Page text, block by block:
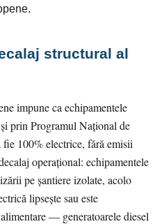
structural al
impune ca echipamentele
prin Programul Național de
100% electrice, fără emisii
operațional: echipamentele
pe șantiere izolate, acolo
lipsește sau este
— generatoarele diesel